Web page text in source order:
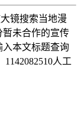
镜搜索当地漫
暂未合作的宣传
入本文标题查询
人工